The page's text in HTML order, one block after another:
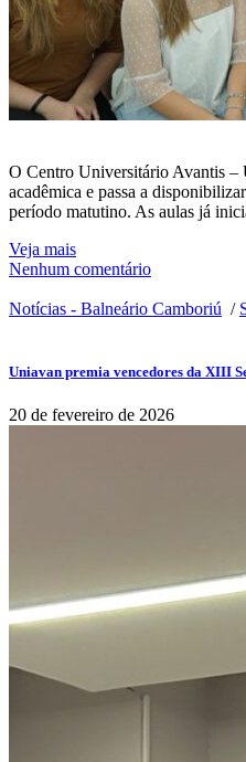
O Centro Universitário Avantis –
acadêmica e passa a
período matutino. As aulas já
Veja mais
Nenhum comentário
Notícias - Balneário Camboriú /
Uniavan premia vencedores da XIII
20 de fevereiro de 2026